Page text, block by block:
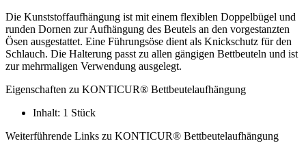
Die Kunststoffaufhängung ist mit einem flexiblen Doppelbügel und
runden Dornen zur Aufhängung des Beutels an den vorgestanzten
Ösen ausgestattet. Eine Führungsöse dient als Knickschutz für den
Schlauch. Die Halterung passt zu allen gängigen Bettbeuteln und ist
zur mehrmaligen Verwendung ausgelegt.
Eigenschaften zu KONTICUR® Bettbeutelaufhängung
Inhalt: 1 Stück
Weiterführende Links zu KONTICUR® Bettbeutelaufhängung